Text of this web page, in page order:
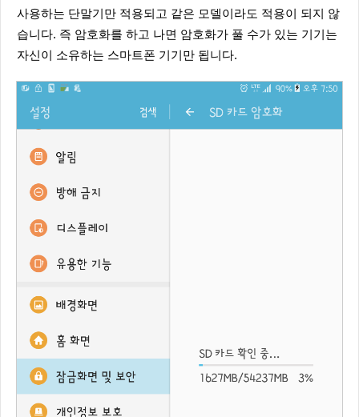
사용하는 단말기만 적용되고 같은 모델이라도 적용이 되지 않
습니다. 즉 암호화를 하고 나면 암호화가 풀 수가 있는 기기는
자신이 소유하는 스마트폰 기기만 됩니다.